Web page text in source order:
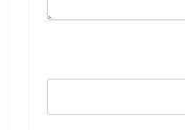
مضيق” على الصين وروسيا
إسرائيلى